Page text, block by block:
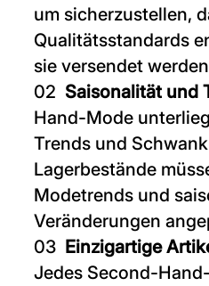
um sicherzustellen,
Qualitätsstandards
sie versendet
Saisonalität und
Hand-Mode
Trends und
Lagerbestände
Modetrends und
Veränderungen
Einzigartige
Jedes Second-